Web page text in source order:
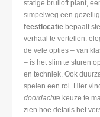
statige bruiloft plant,
simpelweg een
feestlocatie bepaalt
verhaal te vertellen:
de vele opties – van
– is het slim te sturen
en techniek. Ook
spelen een rol. Hier
doordachte keuze te
zien hoe details het